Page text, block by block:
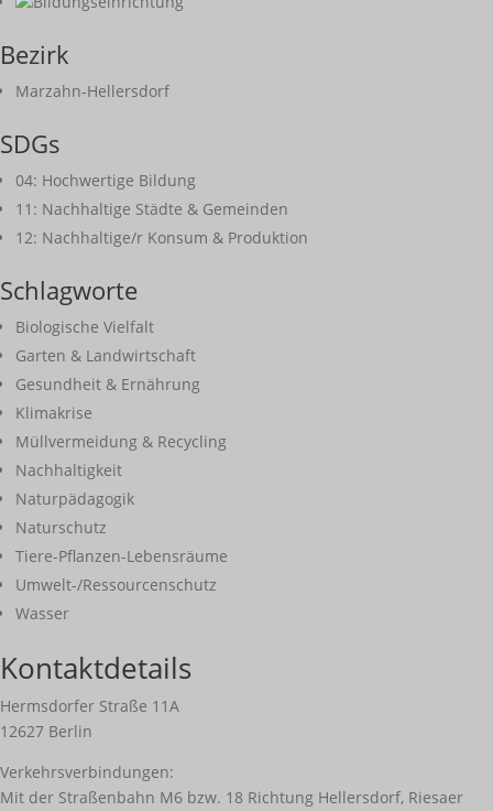
Bezirk
Marzahn-Hellersdorf
SDGs
04: Hochwertige Bildung
11: Nachhaltige Städte & Gemeinden
12: Nachhaltige/r Konsum & Produktion
Schlagworte
Biologische Vielfalt
Garten & Landwirtschaft
Gesundheit & Ernährung
Klimakrise
Müllvermeidung & Recycling
Nachhaltigkeit
Naturpädagogik
Naturschutz
Tiere-Pflanzen-Lebensräume
Umwelt-/Ressourcenschutz
Wasser
Kontaktdetails
Hermsdorfer Straße 11A
12627 Berlin
Verkehrsverbindungen:
Mit der Straßenbahn M6 bzw. 18 Richtung Hellersdorf, Riesaer